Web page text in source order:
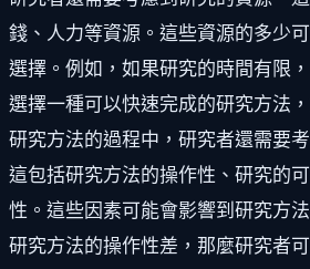
錢、人力等資源。這些資源的多少
選擇。例如，如果研究的時間有限
選擇一種可以快速完成的研究方法
研究方法的過程中，研究者還需要
這包括研究方法的操作性、研究的
性。這些因素可能會影響到研究方
研究方法的操作性差，那麼研究者